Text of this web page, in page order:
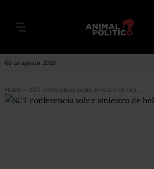
06 de agosto, 2026
Home > SCT conferencia sobre siniestro de helicóptero